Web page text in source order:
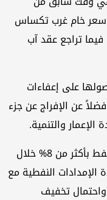
بلغ سعر خام غرب تكساس
فيما تراجع عقد آب
على إعفاءات
عن الإفراج عن جزء
والتنمية.
وجاء هذا التراجع بعد انخفاض أسعار النفط بأكثر من 8% خلال
النفطية مع
تخفيف